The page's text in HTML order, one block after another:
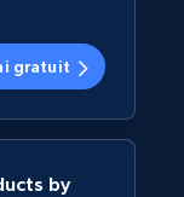
gratuit
by